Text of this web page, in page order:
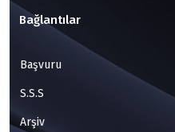
Bağlantılar
Başvuru
S.S.S
Arşiv